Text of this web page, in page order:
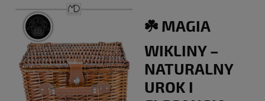
☘️ MAGIA
WIKLINY –
NATURALNY
UROK I